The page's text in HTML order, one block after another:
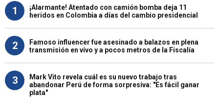
1
¡Alarmante! Atentado con camión bomba deja 11
heridos en Colombia a días del cambio presidencial
2
Famoso influencer fue asesinado a balazos en plena
transmisión en vivo y a pocos metros de la Fiscalía
3
Mark Vito revela cuál es su nuevo trabajo tras
abandonar Perú de forma sorpresiva: "Es fácil ganar
plata"